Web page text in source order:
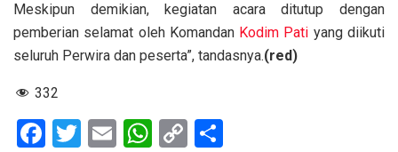
Meskipun demikian, kegiatan acara ditutup dengan
pemberian selamat oleh Komandan Kodim Pati yang diikuti
seluruh Perwira dan peserta”, tandasnya.(red)
332
F
T
E
W C